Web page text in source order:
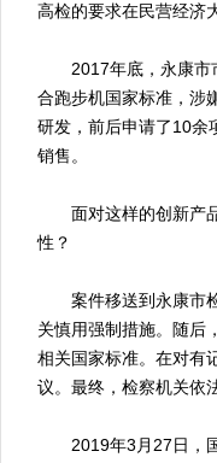
高检的要求在民营经济
2017年底，永康市市
合跑步机国家标准，涉
研发，前后申请了10余
销售。
面对这样的创新产品
性？
案件移送到永康市检
关慎用强制措施。随后
相关国家标准。在对有
议。最终，检察机关依
2019年3月27日，国